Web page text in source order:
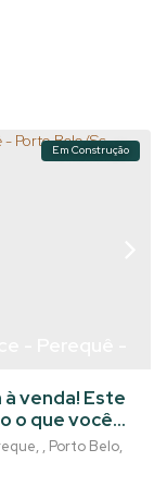
deck e
Em Construção
, Porto Belo,
Este
o que você
praticidade.
e
seus